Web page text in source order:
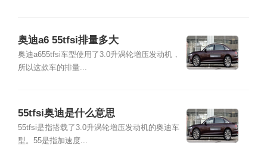
奥迪a6 55tfsi排量多大
奥迪a655tfsi车型使用了3.0升涡轮增压发动机，
所以这款车的排量...
55tfsi奥迪是什么意思
55tfsi是指搭载了3.0升涡轮增压发动机的奥迪车
型。55是指加速度...